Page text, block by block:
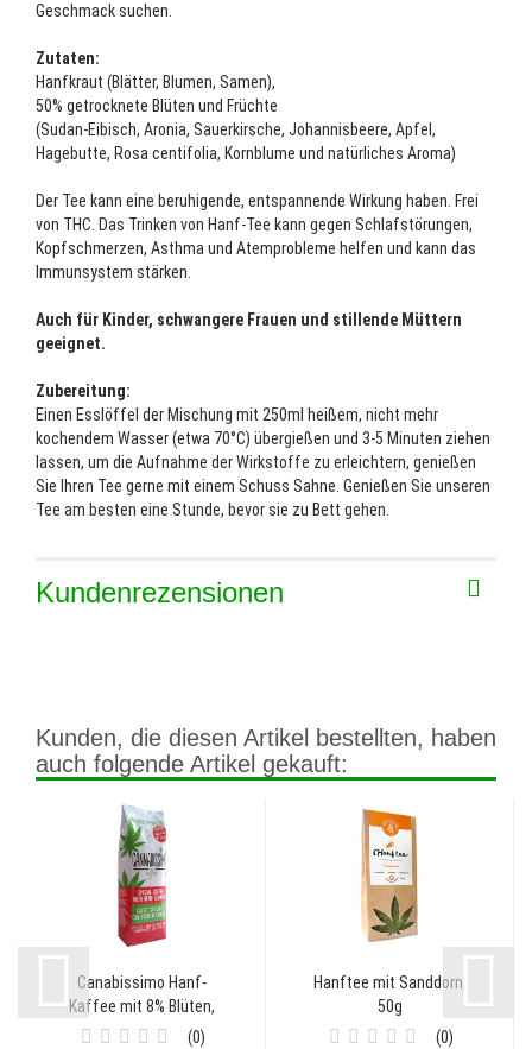
Geschmack suchen.
Zutaten:
Hanfkraut (Blätter, Blumen, Samen),
50% getrocknete Blüten und Früchte
(Sudan-Eibisch, Aronia, Sauerkirsche, Johannisbeere, Apfel,
Hagebutte, Rosa centifolia, Kornblume und natürliches Aroma)
Der Tee kann eine beruhigende, entspannende Wirkung haben. Frei
von THC. Das Trinken von Hanf-Tee kann gegen Schlafstörungen,
Kopfschmerzen, Asthma und Atemprobleme helfen und kann das
Immunsystem stärken.
Auch für Kinder, schwangere Frauen und stillende Müttern
geeignet.
Zubereitung:
Einen Esslöffel der Mischung mit 250ml heißem, nicht mehr
kochendem Wasser (etwa 70°C) übergießen und 3-5 Minuten ziehen
lassen, um die Aufnahme der Wirkstoffe zu erleichtern, genießen
Sie Ihren Tee gerne mit einem Schuss Sahne. Genießen Sie unseren
Tee am besten eine Stunde, bevor sie zu Bett gehen.
Kundenrezensionen
Kunden, die diesen Artikel bestellten, haben
auch folgende Artikel gekauft:
Canabissimo Hanf-
Kaffee mit 8% Blüten,
250g...
0
Hanftee mit Sanddorn,
50g
0